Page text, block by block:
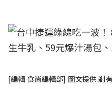
[編輯 食尚編輯部] 圖文提供剎